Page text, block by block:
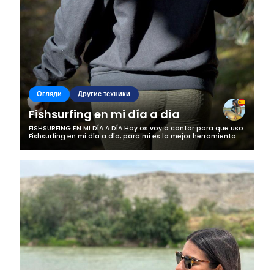
Огляди Другие техники
Fishsurfing en mi día a día
FISHSURFING EN MI DÍA A DÍA Hoy os voy a contar para que uso
Fishsurfing en mi día a día, para mi es la mejor herramienta
que tengo para la pesca, me gusta que es una apliacación
de pescadores...